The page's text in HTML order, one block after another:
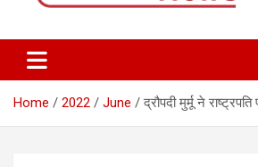
Mumbai Sansani
time updates on recent news around the
Home 2022 June द्रौपदी मुर्मू ने